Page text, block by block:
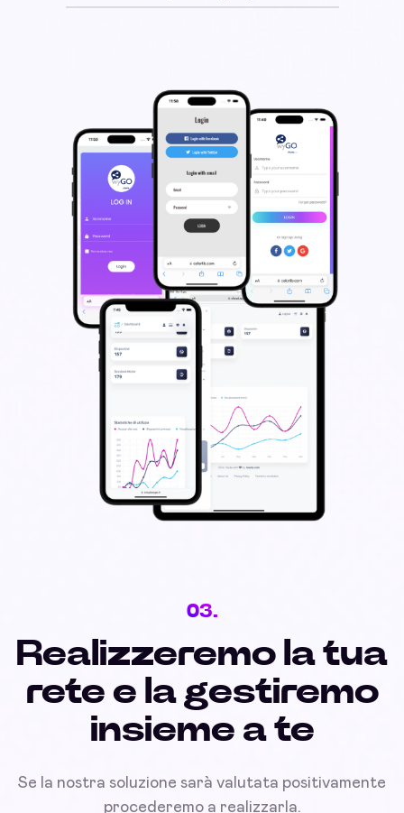
03.
Realizzeremo la tua
rete e la gestiremo
insieme a te
Se la nostra soluzione sarà valutata positivamente
procederemo a realizzarla.